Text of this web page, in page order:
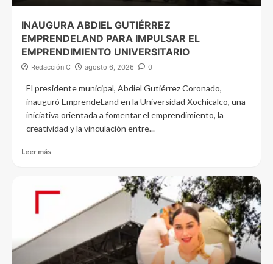
INAUGURA ABDIEL GUTIÉRREZ
EMPRENDELAND PARA IMPULSAR EL
EMPRENDIMIENTO UNIVERSITARIO
Redacción C agosto 6, 2026 0
El presidente municipal, Abdiel Gutiérrez Coronado,
inauguró EmprendeLand en la Universidad Xochicalco, una
iniciativa orientada a fomentar el emprendimiento, la
creatividad y la vinculación entre...
Leer más